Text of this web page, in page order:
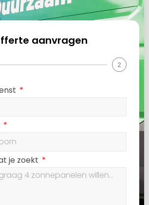
aanvragen
2
je zoekt